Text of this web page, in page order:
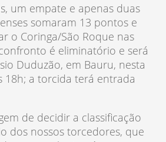
um empate e apenas duas
somaram 13 pontos e
o Coringa/São Roque nas
é eliminatório e será
Duduzão, em Bauru, nesta
18h; a torcida terá entrada
de decidir a classificação
dos nossos torcedores, que